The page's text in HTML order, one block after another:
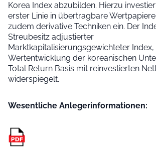
Korea Index abzubilden. Hierzu
erster Linie in übertragbare
zudem derivative Techniken ein. Der
Streubesitz adjustierter
Marktkapitalisierungsgewichteter Index,
Wertentwicklung der koreanischen
Total Return Basis mit reinvestierten
widerspiegelt.
Wesentliche Anleger­informationen: